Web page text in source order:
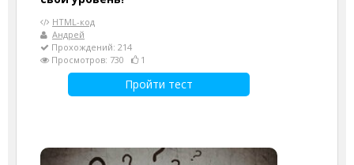
HTML-код
Андрей
Прохождений: 214
Просмотров: 730
1
Пройти тест